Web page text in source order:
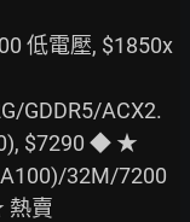
低電壓, $1850x
GDDR5/ACX2.
$7290 ◆ ★
32M/7200
熱賣